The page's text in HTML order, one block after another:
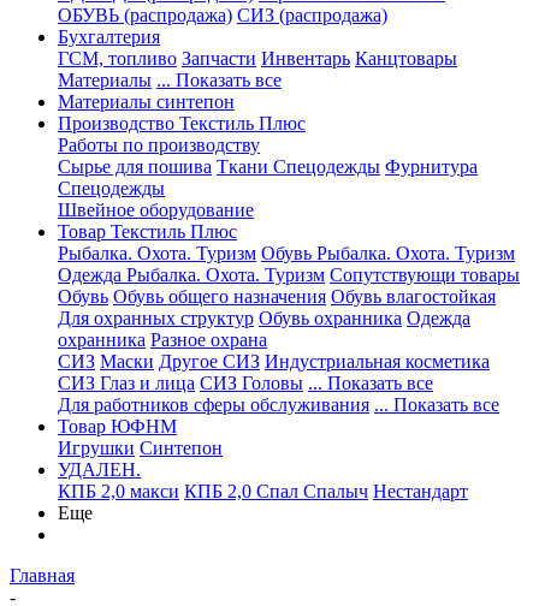
ОБУВЬ (распродажа) СИЗ (распродажа)
Бухгалтерия
ГСМ, топливо Запчасти Инвентарь Канцтовары
Материалы ... Показать все
Материалы синтепон
Производство Текстиль Плюс
Работы по производству
Сырье для пошива Ткани Спецодежды Фурнитура
Спецодежды
Швейное оборудование
Товар Текстиль Плюс
Рыбалка. Охота. Туризм Обувь Рыбалка. Охота. Туризм
Одежда Рыбалка. Охота. Туризм Сопутствующи товары
Обувь Обувь общего назначения Обувь влагостойкая
Для охранных структур Обувь охранника Одежда
охранника Разное охрана
СИЗ Маски Другое СИЗ Индустриальная косметика
СИЗ Глаз и лица СИЗ Головы ... Показать все
Для работников сферы обслуживания ... Показать все
Товар ЮФНМ
Игрушки Синтепон
УДАЛЕН.
КПБ 2,0 макси КПБ 2,0 Спал Спалыч Нестандарт
Еще
Главная
-